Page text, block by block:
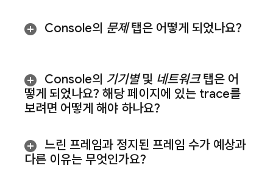
Console의 문제탭은 어떻게 되었나요?
Console의 기기별및 네트워크탭은 어
떻게 되었나요? 해당 페이지에 있는 trace를
보려면 어떻게 해야 하나요?
느린 프레임과 정지된 프레임 수가 예상과
다른 이유는 무엇인가요?